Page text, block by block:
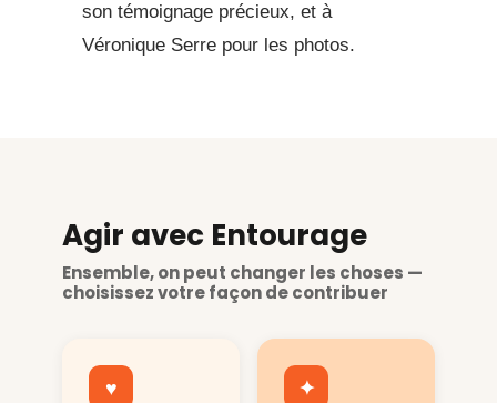
son témoignage précieux, et à
Véronique Serre pour les photos.
Agir avec Entourage
Ensemble, on peut changer les choses —
choisissez votre façon de contribuer
♥ ✦